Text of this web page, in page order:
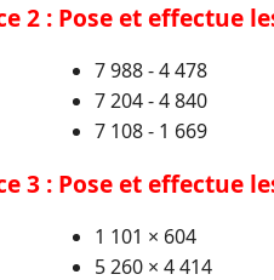
2 : Pose et effectue
7 988 - 4 478
7 204 - 4 840
7 108 - 1 669
3 : Pose et effectue
1 101 × 604
5 260 × 4 414